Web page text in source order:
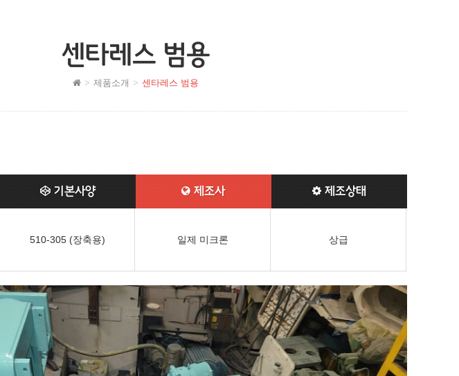
센타레스 범용
제품소개 센타레스 범용
기본사양
510-305 (장축용)
제조사
일제 미크론
제조상태
상급